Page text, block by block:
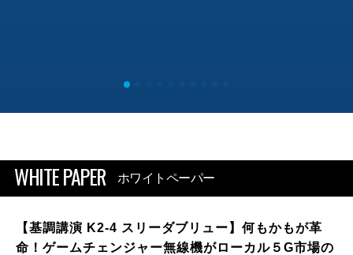
WHITE PAPER ホワイトペーパー
【基調講演 K2-4 スリーダブリュー】何もかもが革
命！ゲームチェンジャー無線機がローカル５G市場の